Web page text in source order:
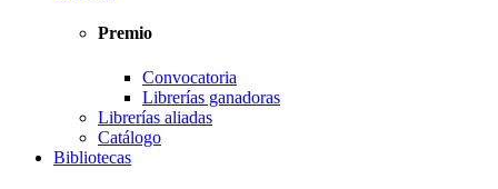
Premio
Convocatoria
Librerías ganadoras
Librerías aliadas
Catálogo
Bibliotecas